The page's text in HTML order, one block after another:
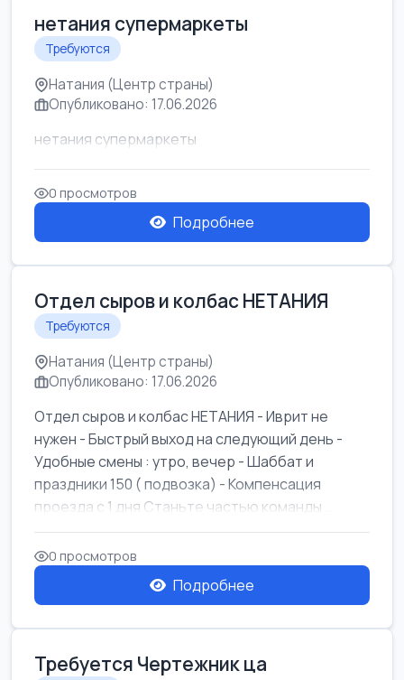
нетания супермаркеты
Требуются
Натания (Центр страны)
Опубликовано: 17.06.2026
нетания супермаркеты
0 просмотров
Подробнее
Отдел сыров и колбас НЕТАНИЯ
Требуются
Натания (Центр страны)
Опубликовано: 17.06.2026
Отдел сыров и колбас НЕТАНИЯ - Иврит не
нужен - Быстрый выход на следующий день -
Удобные смены : утро, вечер - Шаббат и
праздники 150 ( подвозка) - Компенсация
проезда с 1 дня Станьте частью команды ...
0 просмотров
Подробнее
Требуется Чертежник ца